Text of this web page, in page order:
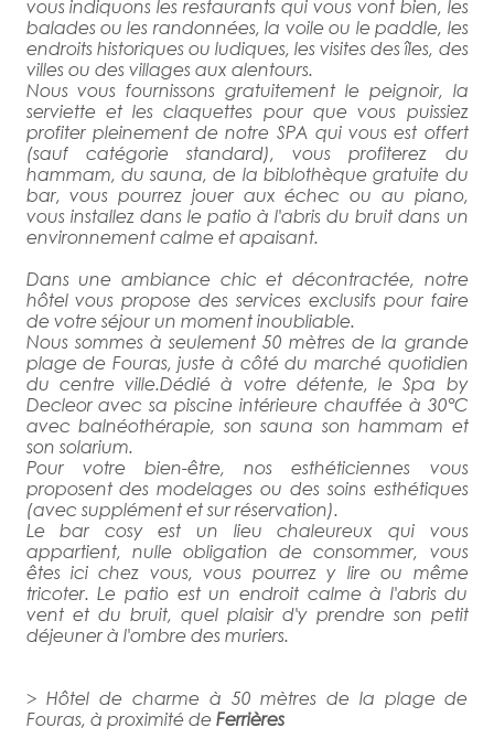
vous indiquons les restaurants qui vous vont bien, les
balades ou les randonnées, la voile ou le paddle, les
endroits historiques ou ludiques, les visites des îles, des
villes ou des villages aux alentours.
Nous vous fournissons gratuitement le peignoir, la
serviette et les claquettes pour que vous puissiez
profiter pleinement de notre SPA qui vous est offert
(sauf catégorie standard), vous profiterez du
hammam, du sauna, de la biblothèque gratuite du
bar, vous pourrez jouer aux échec ou au piano,
vous installez dans le patio à l'abris du bruit dans un
environnement calme et apaisant.
Dans une ambiance chic et décontractée, notre
hôtel vous propose des services exclusifs pour faire
de votre séjour un moment inoubliable.
Nous sommes à seulement 50 mètres de la grande
plage de Fouras, juste à côté du marché quotidien
du centre ville.Dédié à votre détente, le Spa by
Decleor avec sa piscine intérieure chauffée à 30°C
avec balnéothérapie, son sauna son hammam et
son solarium.
Pour votre bien-être, nos esthéticiennes vous
proposent des modelages ou des soins esthétiques
(avec supplément et sur réservation).
Le bar cosy est un lieu chaleureux qui vous
appartient, nulle obligation de consommer, vous
êtes ici chez vous, vous pourrez y lire ou même
tricoter. Le patio est un endroit calme à l'abris du
vent et du bruit, quel plaisir d'y prendre son petit
déjeuner à l'ombre des muriers.
> Hôtel de charme à 50 mètres de la plage de
Fouras, à proximité de Ferrières